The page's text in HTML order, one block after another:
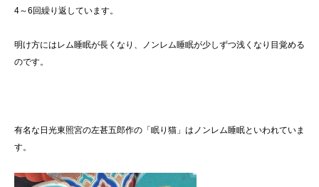
4～6回繰り返しています。
明け方にはレム睡眠が長くなり、ノンレム睡眠が少しずつ浅くなり目覚める
のです。
有名な日光東照宮の左甚五郎作の「眠り猫」はノンレム睡眠といわれていま
す。